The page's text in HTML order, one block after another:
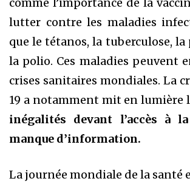
comme l’importance de la
lutter contre les maladies
que le tétanos, la tuberculose,
la polio. Ces maladies peuvent
crises sanitaires mondiales. La
19 a notamment mit en lumière
inégalités devant l’accès à
manque d’information.
La journée mondiale de la santé